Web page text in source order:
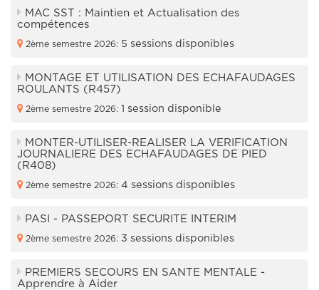
MAC SST : Maintien et Actualisation des
compétences
2ème semestre 2026: 5 sessions disponibles
MONTAGE ET UTILISATION DES ECHAFAUDAGES
ROULANTS (R457)
2ème semestre 2026: 1 session disponible
MONTER-UTILISER-REALISER LA VERIFICATION
JOURNALIERE DES ECHAFAUDAGES DE PIED
(R408)
2ème semestre 2026: 4 sessions disponibles
PASI - PASSEPORT SECURITE INTERIM
2ème semestre 2026: 3 sessions disponibles
PREMIERS SECOURS EN SANTE MENTALE -
Apprendre à Aider